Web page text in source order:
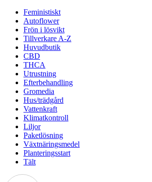
Feministiskt
Autoflower
Frön i lösvikt
Tillverkare A-Z
Huvudbutik
CBD
THCA
Utrustning
Efterbehandling
Gromedia
Hus/trädgård
Vattenkraft
Klimatkontroll
Liljor
Paketlösning
Växtnäringsmedel
Planteringsstart
Tält